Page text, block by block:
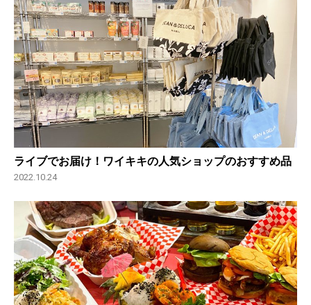
ライブでお届け！ワイキキの人気ショップのおすすめ品
2022.10.24